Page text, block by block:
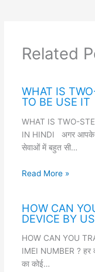
Related
WHAT IS
TO BE USE IT
WHAT IS TWO-
IN HINDI अगर आपके
सेवाओं में बहुत सी…
Read More »
HOW CAN
DEVICE BY
HOW CAN YOU
IMEI NUMBER ? हर
का कोई…